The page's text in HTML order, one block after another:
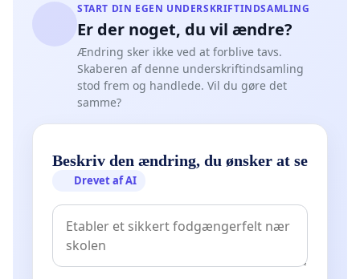
START DIN EGEN UNDERSKRIFTINDSAMLING
Er der noget, du vil ændre?
Ændring sker ikke ved at forblive tavs.
Skaberen af denne underskriftindsamling
stod frem og handlede. Vil du gøre det
samme?
Beskriv den ændring, du ønsker at se
Drevet af AI